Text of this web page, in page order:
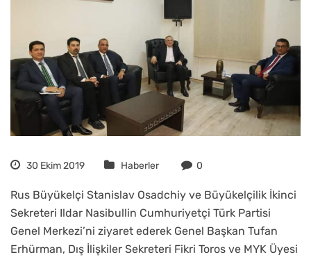
30 Ekim 2019 Haberler 0
Rus Büyükelçi Stanislav Osadchiy ve Büyükelçilik İkinci
Sekreteri Ildar Nasibullin Cumhuriyetçi Türk Partisi
Genel Merkezi’ni ziyaret ederek Genel Başkan Tufan
Erhürman, Dış İlişkiler Sekreteri Fikri Toros ve MYK Üyesi